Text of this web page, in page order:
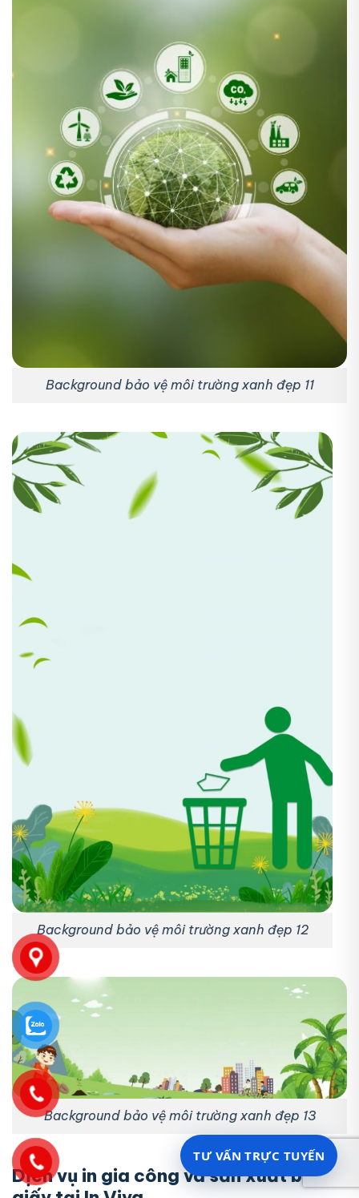
Background bảo vệ môi trường xanh đẹp 11
Background bảo vệ môi trường xanh đẹp 12
Background bảo vệ môi trường xanh đẹp 13
Dịch vụ in gia công và sản xuất bao bì
TƯ VẤN TRỰC TUYẾN